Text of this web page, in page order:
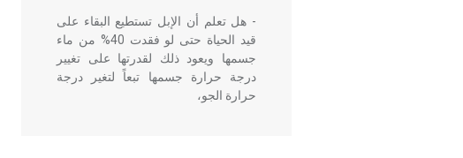
- هل تعلم أن الإبل تستطيع البقاء على
قيد الحياة حتى لو فقدت 40% من ماء
جسمها ويعود ذلك لقدرتها على تغيير
درجة حرارة جسمها تبعاً لتغير درجة
حرارة الجو،